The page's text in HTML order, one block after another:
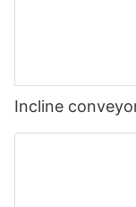
Incline